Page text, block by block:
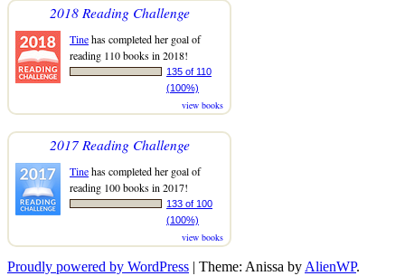
2018 Reading Challenge
Tinehas completed her goal of
reading 110 books in 2018!
135 of 110
(100%)
view books
2017 Reading Challenge
Tinehas completed her goal of
reading 100 books in 2017!
133 of 100
(100%)
view books
Proudly powered by WordPress | Theme: Anissa by AlienWP.